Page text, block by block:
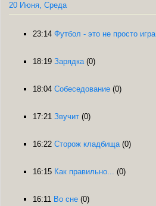
20 Июня, Среда
23:14 Футбол - это не просто игра
18:19 Зарядка (0)
18:04 Собеседование (0)
17:21 Звучит (0)
16:22 Сторож кладбища (0)
16:15 Как правильно... (0)
16:11 Во сне (0)